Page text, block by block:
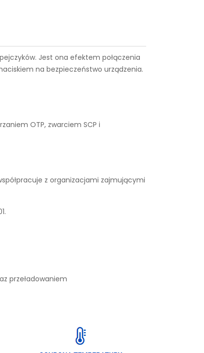
Jest ona efektem połączenia
na bezpieczeństwo urządzenia.
OTP, zwarciem SCP i
z organizacjami zajmującymi
przeładowaniem